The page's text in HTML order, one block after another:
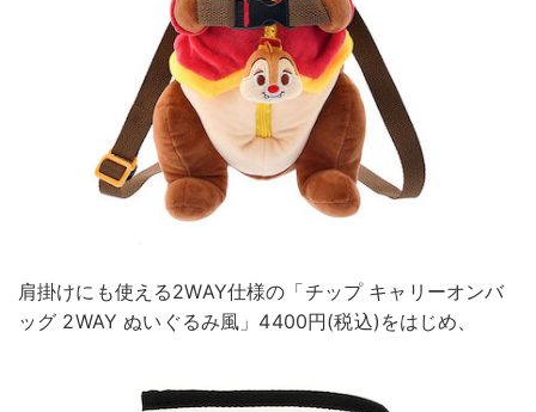
肩掛けにも使える2WAY仕様の「チップ キャリーオンバ
ッグ 2WAY ぬいぐるみ風」4400円(税込)をはじめ、